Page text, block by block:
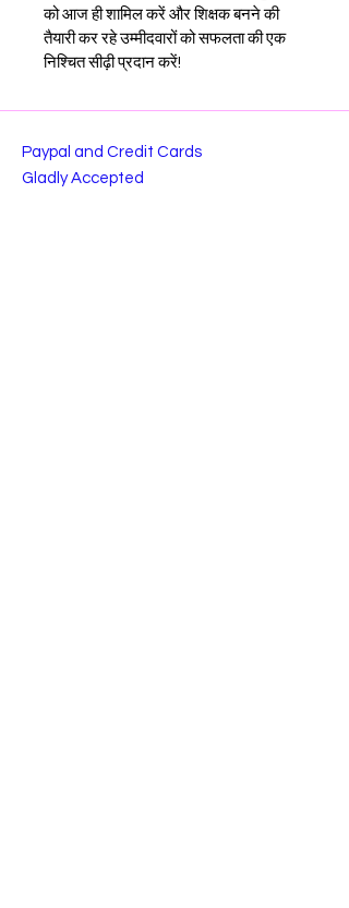
को आज ही शामिल करें और शिक्षक बनने की
तैयारी कर रहे उम्मीदवारों को सफलता की एक
निश्चित सीढ़ी प्रदान करें!
Paypal and Credit Cards
Gladly Accepted